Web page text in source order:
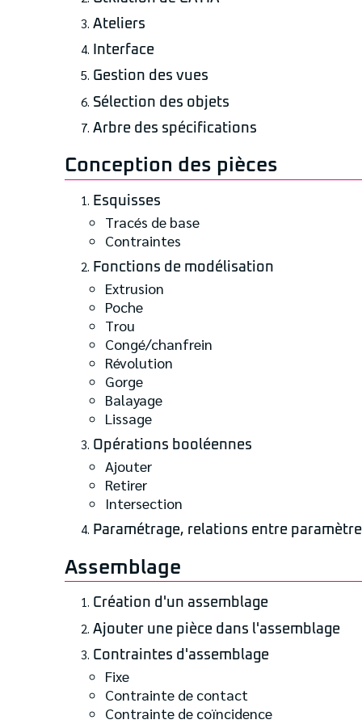
Ateliers
Interface
Gestion des vues
Sélection des objets
Arbre des spécifications
Conception des pièces
Esquisses
Tracés de base
Contraintes
Fonctions de modélisation
Extrusion
Poche
Trou
Congé/chanfrein
Révolution
Gorge
Balayage
Lissage
Opérations booléennes
Ajouter
Retirer
Intersection
Paramétrage, relations entre
Assemblage
Création d'un assemblage
Ajouter une pièce dans l'assemblage
Contraintes d'assemblage
Fixe
Contrainte de contact
Contrainte de coïncidence